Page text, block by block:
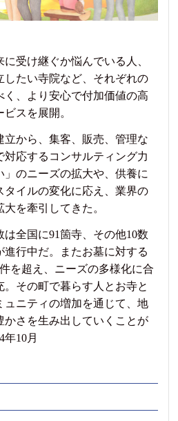
受け継ぐか悩んでいる人、
したい寺院など、それぞれの
く、より安心で付加価値の高
スを展開。
立から、集客、販売、管理な
対応するコンサルティング力
」のニーズの拡大や、供養に
タイルの変化に応え、業界の
を牽引してきた。
全国に91箇寺、その他10数
進行中だ。またお墓に対する
を超え、ニーズの多様化に合
その町で暮らす人とお寺と
ュニティの増加を通じて、地
かさを生み出していくことが
10月